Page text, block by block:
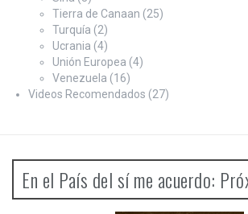
Tierra de Canaan (25)
Turquía (2)
Ucrania (4)
Unión Europea (4)
Venezuela (16)
Videos Recomendados (27)
En el País del sí me acuerdo: